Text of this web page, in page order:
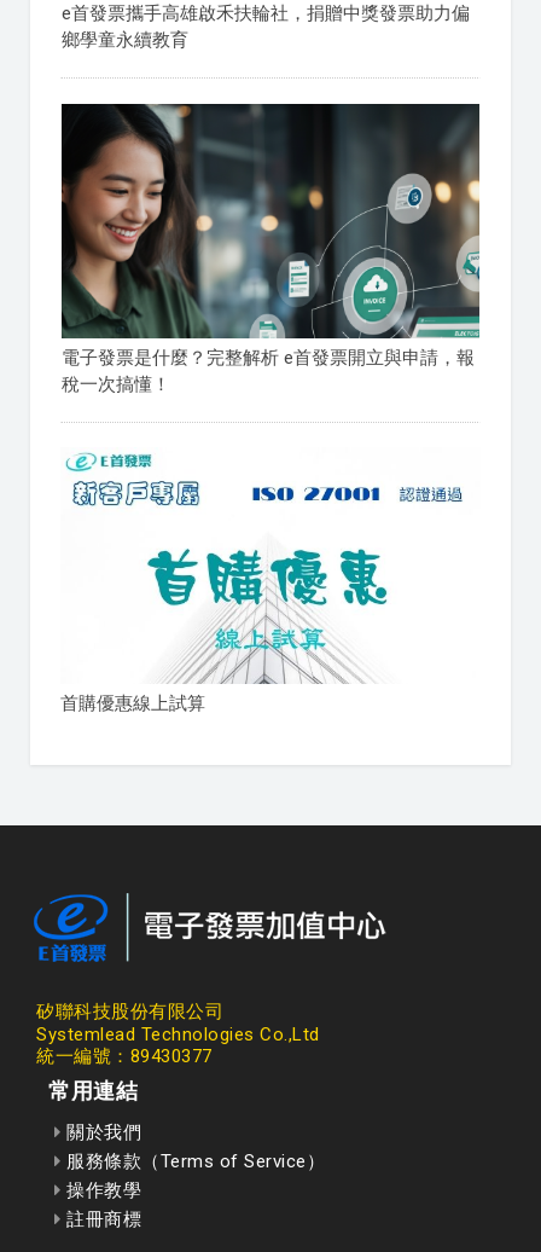
e首發票攜手高雄啟禾扶輪社，捐贈中獎發票助力偏
鄉學童永續教育
電子發票是什麼？完整解析 e首發票開立與申請，報
稅一次搞懂！
首購優惠線上試算
矽聯科技股份有限公司
Systemlead Technologies Co.,Ltd
統一編號：89430377
常用連結
關於我們
服務條款（Terms of Service）
操作教學
註冊商標